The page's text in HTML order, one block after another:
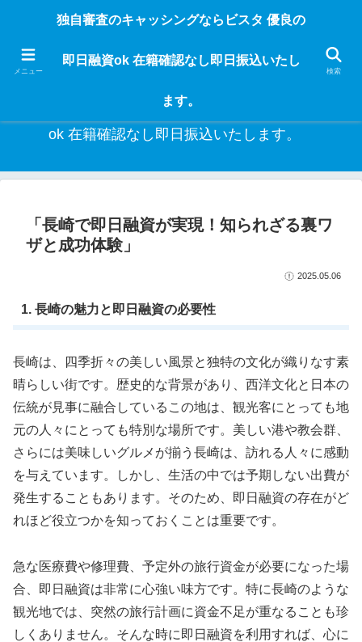
独自審査のフリーローンならビスタなら24時間365日 在籍確認なしで借りれる
な入用があっても安心！融資率97％！仕事をしている人ならブラックでも給料
日返済の１ヶ月融資で借りられるから安心！
独自審査のキャッシングならビスタ 優良の即日融資
ok 在籍確認なし即日振込いたします。
「長崎で即日融資が実現！知られざる裏ワ
ザと成功体験」
2025.05.06
1. 長崎の魅力と即日融資の必要性
長崎は、四季折々の美しい風景と独特の文化が織りなす素
晴らしい街です。歴史的な背景があり、西洋文化と日本の
伝統が見事に融合しているこの地は、観光客にとっても地
元の人々にとっても特別な場所です。美しい港や教会群、
さらには美味しいグルメが揃う長崎は、訪れる人々に感動
を与えています。しかし、生活の中では予期しない出費が
発生することもあります。そのため、即日融資の存在がど
れほど役立つかを知っておくことは重要です。
急な医療費や修理費、予定外の旅行資金が必要になった場
合、即日融資は非常に心強い味方です。特に長崎のような
観光地では、突然の旅行計画に資金不足が重なることも珍
しくありません。そんな時に即日融資を利用すれば、心に
メニュー
独自審査のキャッシングならビスタ 優良の
即日融資ok 在籍確認なし即日振込いたし
ます。
検索